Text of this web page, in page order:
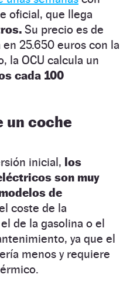
oficial, que llega
Su precio es de
25.650 euros con la
la OCU calcula un
cada 100
un coche
inicial, los
son muy
de
coste de la
de la gasolina o el
ya que el
menos y requiere